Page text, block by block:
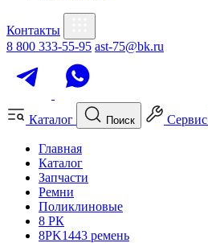
Контакты
8 800 333-55-95 ast-75@bk.ru
Каталог Поиск Сервис
Главная
Каталог
Запчасти
Ремни
Поликлиновые
8 РК
8PK1443 ремень